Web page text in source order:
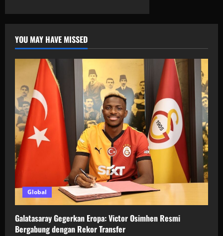
YOU MAY HAVE MISSED
Global
Galatasaray Gegerkan Eropa: Victor Osimhen Resmi
Bergabung dengan Rekor Transfer